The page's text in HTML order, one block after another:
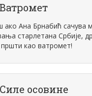
Ватромет
ако Ана Брнабић сачува
старлетана Србије,
као ватромет!
Силе осовине